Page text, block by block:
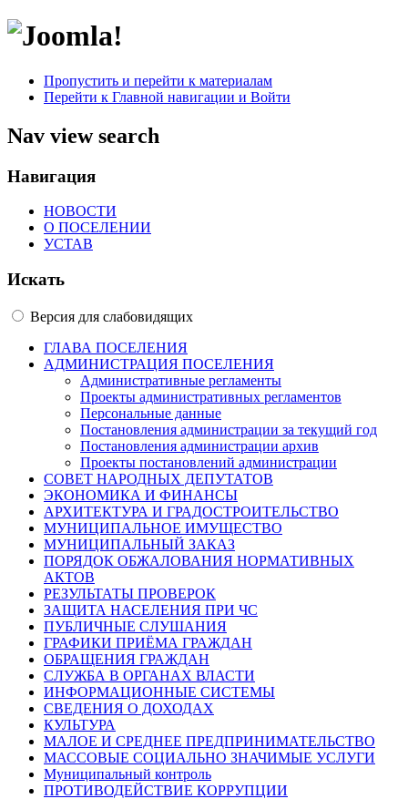
Пропустить и перейти к материалам
Перейти к Главной навигации и Войти
Nav view search
Навигация
НОВОСТИ
О ПОСЕЛЕНИИ
УСТАВ
Искать
Версия для слабовидящих
ГЛАВА ПОСЕЛЕНИЯ
АДМИНИСТРАЦИЯ ПОСЕЛЕНИЯ
Административные регламенты
Проекты административных регламентов
Персональные данные
Постановления администрации за текущий год
Постановления администрации архив
Проекты постановлений администрации
СОВЕТ НАРОДНЫХ ДЕПУТАТОВ
ЭКОНОМИКА И ФИНАНСЫ
АРХИТЕКТУРА И ГРАДОСТРОИТЕЛЬСТВО
МУНИЦИПАЛЬНОЕ ИМУЩЕСТВО
МУНИЦИПАЛЬНЫЙ ЗАКАЗ
ПОРЯДОК ОБЖАЛОВАНИЯ НОРМАТИВНЫХ
АКТОВ
РЕЗУЛЬТАТЫ ПРОВЕРОК
ЗАЩИТА НАСЕЛЕНИЯ ПРИ ЧС
ПУБЛИЧНЫЕ СЛУШАНИЯ
ГРАФИКИ ПРИЁМА ГРАЖДАН
ОБРАЩЕНИЯ ГРАЖДАН
СЛУЖБА В ОРГАНАХ ВЛАСТИ
ИНФОРМАЦИОННЫЕ СИСТЕМЫ
СВЕДЕНИЯ О ДОХОДАХ
КУЛЬТУРА
МАЛОЕ И СРЕДНЕЕ ПРЕДПРИНИМАТЕЛЬСТВО
МАССОВЫЕ СОЦИАЛЬНО ЗНАЧИМЫЕ УСЛУГИ
Муниципальный контроль
ПРОТИВОДЕЙСТВИЕ КОРРУПЦИИ